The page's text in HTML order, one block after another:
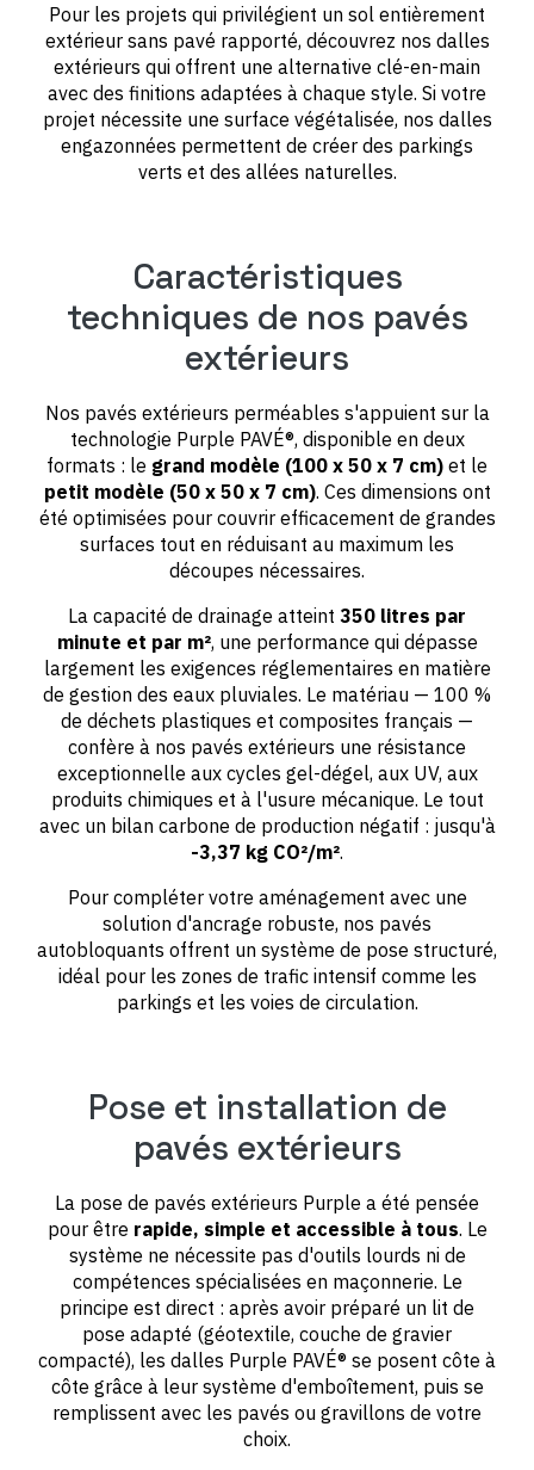
Pour les projets qui privilégient un sol entièrement
extérieur sans pavé rapporté, découvrez nos dalles
extérieurs qui offrent une alternative clé-en-main
avec des finitions adaptées à chaque style. Si votre
projet nécessite une surface végétalisée, nos dalles
engazonnées permettent de créer des parkings
verts et des allées naturelles.
Caractéristiques
techniques de nos pavés
extérieurs
Nos pavés extérieurs perméables s'appuient sur la
technologie Purple PAVÉ®, disponible en deux
formats : le grand modèle (100 x 50 x 7 cm) et le
petit modèle (50 x 50 x 7 cm). Ces dimensions ont
été optimisées pour couvrir efficacement de grandes
surfaces tout en réduisant au maximum les
découpes nécessaires.
La capacité de drainage atteint 350 litres par
minute et par m², une performance qui dépasse
largement les exigences réglementaires en matière
de gestion des eaux pluviales. Le matériau — 100 %
de déchets plastiques et composites français —
confère à nos pavés extérieurs une résistance
exceptionnelle aux cycles gel-dégel, aux UV, aux
produits chimiques et à l'usure mécanique. Le tout
avec un bilan carbone de production négatif : jusqu'à
-3,37 kg CO²/m².
Pour compléter votre aménagement avec une
solution d'ancrage robuste, nos pavés
autobloquants offrent un système de pose structuré,
idéal pour les zones de trafic intensif comme les
parkings et les voies de circulation.
Pose et installation de
pavés extérieurs
La pose de pavés extérieurs Purple a été pensée
pour être rapide, simple et accessible à tous. Le
système ne nécessite pas d'outils lourds ni de
compétences spécialisées en maçonnerie. Le
principe est direct : après avoir préparé un lit de
pose adapté (géotextile, couche de gravier
compacté), les dalles Purple PAVÉ® se posent côte à
côte grâce à leur système d'emboîtement, puis se
remplissent avec les pavés ou gravillons de votre
choix.